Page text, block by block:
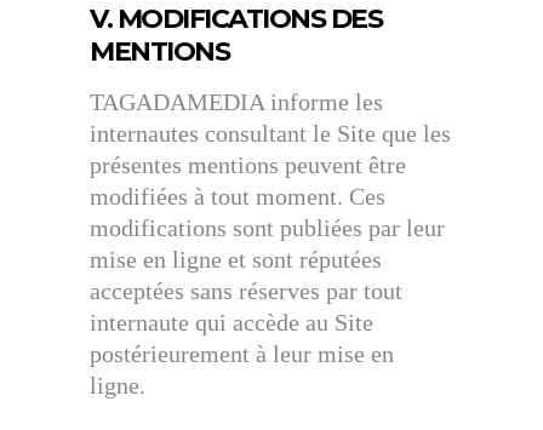
V. MODIFICATIONS DES
MENTIONS
TAGADAMEDIA informe les
internautes consultant le Site que les
présentes mentions peuvent être
modifiées à tout moment. Ces
modifications sont publiées par leur
mise en ligne et sont réputées
acceptées sans réserves par tout
internaute qui accède au Site
postérieurement à leur mise en
ligne.